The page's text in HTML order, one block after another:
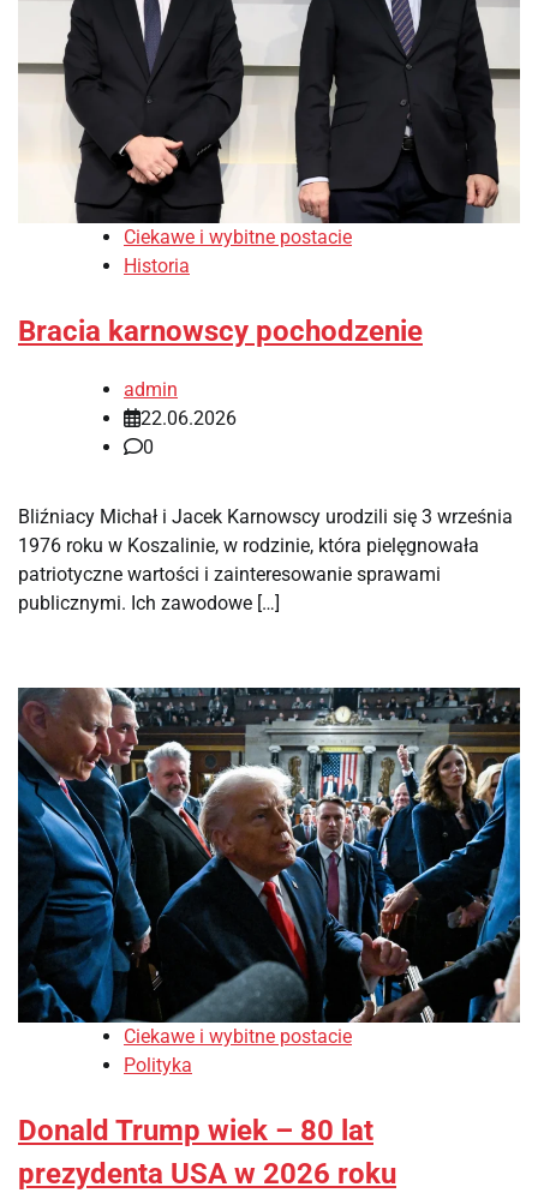
Ciekawe i wybitne postacie
Historia
Bracia karnowscy pochodzenie
admin
22.06.2026
0
Bliźniacy Michał i Jacek Karnowscy urodzili się 3 września
1976 roku w Koszalinie, w rodzinie, która pielęgnowała
patriotyczne wartości i zainteresowanie sprawami
publicznymi. Ich zawodowe […]
Ciekawe i wybitne postacie
Polityka
Donald Trump wiek – 80 lat
prezydenta USA w 2026 roku